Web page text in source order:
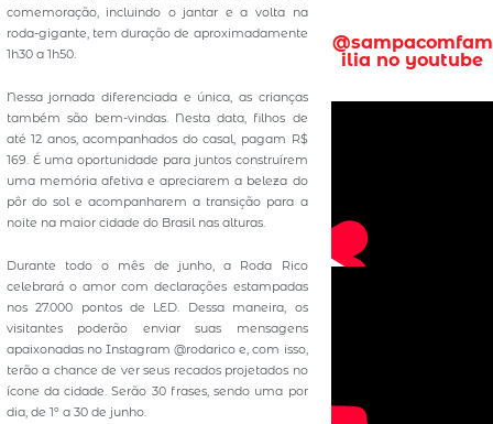
comemoração, incluindo o jantar e a volta na
roda-gigante, tem duração de aproximadamente
1h30 a 1h50.
Nessa jornada diferenciada e única, as crianças
também são bem-vindas. Nesta data, filhos de
até 12 anos, acompanhados do casal, pagam R$
169. É uma oportunidade para juntos construírem
uma memória afetiva e apreciarem a beleza do
pôr do sol e acompanharem a transição para a
noite na maior cidade do Brasil nas alturas.
Durante todo o mês de junho, a Roda Rico
celebrará o amor com declarações estampadas
nos 27.000 pontos de LED. Dessa maneira, os
visitantes poderão enviar suas mensagens
apaixonadas no Instagram @rodarico e, com isso,
terão a chance de ver seus recados projetados no
ícone da cidade. Serão 30 frases, sendo uma por
dia, de 1º a 30 de junho.
@sampacomfam
ilia no youtube